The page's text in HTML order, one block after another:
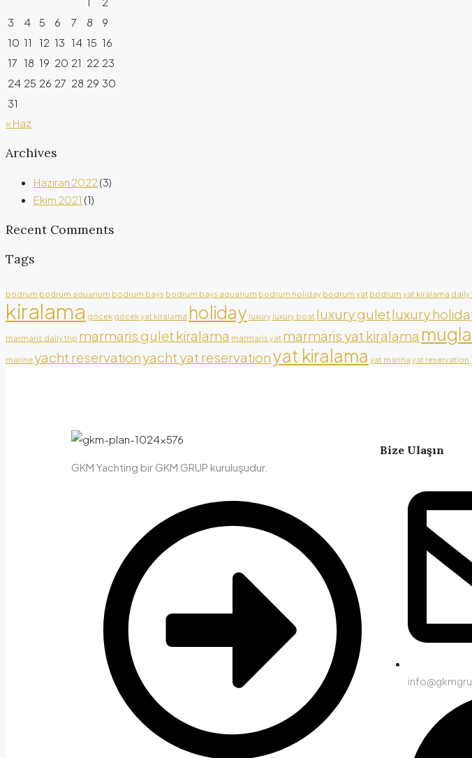
3
4 5 6 7 8
9
10 11 12 13 14 15 16
17 18 19 20 21 22 23
24 25 26 27 28 29 30
31
« Haz
Archives
Haziran 2022 (3)
Ekim 2021 (1)
Recent Comments
Tags
bodrum bodrum aquarium bodrum bays bodrum bays aquarium bodrum holiday bodrum yat bodrum yat kiralama daily
kiralama göcek göcek yat kiralama holiday luxury luxury boat luxury guletluxury
marmaris daily trip marmaris gulet kiralama marmaris yat marmaris yat kiralama mugla
marine yacht reservationyacht yat reservationyat kiralama yat marina yat reservation
GKM Yachting bir GKM GRUP kuruluşudur.
Bize Ulaşın